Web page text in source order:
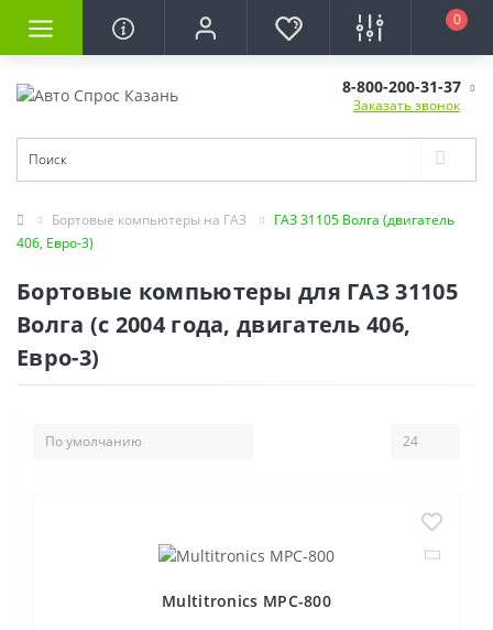
0
8-800-200-31-37
Заказать звонок
Бортовые компьютеры на ГАЗ
ГАЗ 31105 Волга (двигатель
406, Евро-3)
Бортовые компьютеры для ГАЗ 31105
Волга (с 2004 года, двигатель 406,
Евро-3)
Multitronics MPC-800